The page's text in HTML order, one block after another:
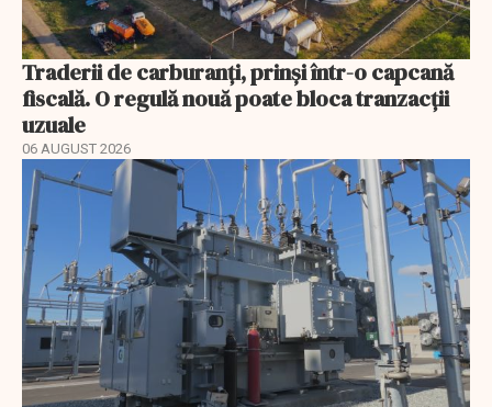
Traderii de carburanți, prinși într-o capcană
fiscală. O regulă nouă poate bloca tranzacții
uzuale
06 AUGUST 2026